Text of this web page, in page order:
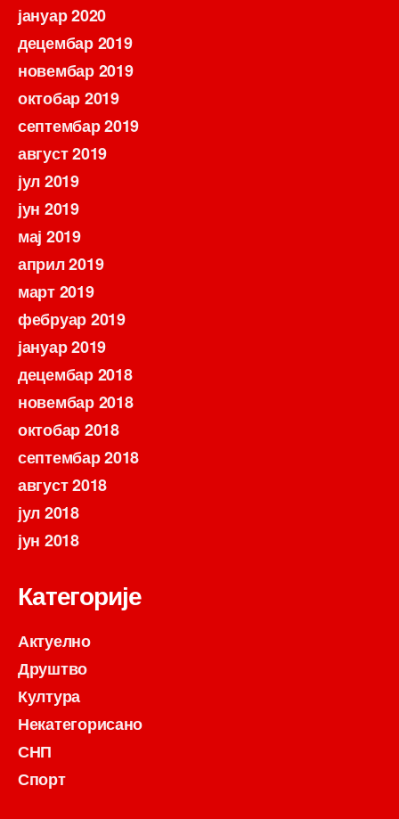
јануар 2020
децембар 2019
новембар 2019
октобар 2019
септембар 2019
август 2019
јул 2019
јун 2019
мај 2019
април 2019
март 2019
фебруар 2019
јануар 2019
децембар 2018
новембар 2018
октобар 2018
септембар 2018
август 2018
јул 2018
јун 2018
Категорије
Актуелно
Друштво
Култура
Некатегорисано
СНП
Спорт